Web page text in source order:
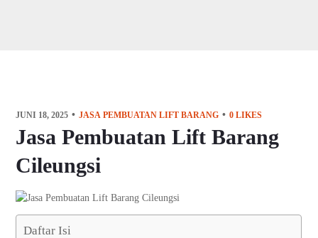
JUNI 18, 2025 JASA PEMBUATAN LIFT BARANG 0 LIKES
Jasa Pembuatan Lift Barang
Cileungsi
Daftar Isi